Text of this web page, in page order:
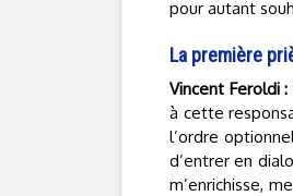
pour autant
La première
Vincent Feroldi :
à cette
l’ordre
d’entrer en
m’enrichisse,